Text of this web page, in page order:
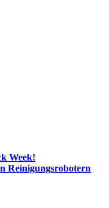
Week!
Reinigungsrobotern